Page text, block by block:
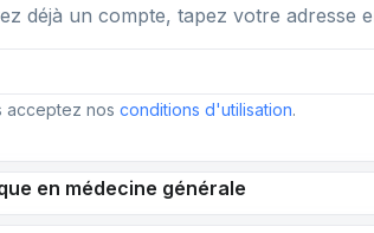
déjà un compte, tapez votre adresse
acceptez nos conditions d'utilisation.
en médecine générale